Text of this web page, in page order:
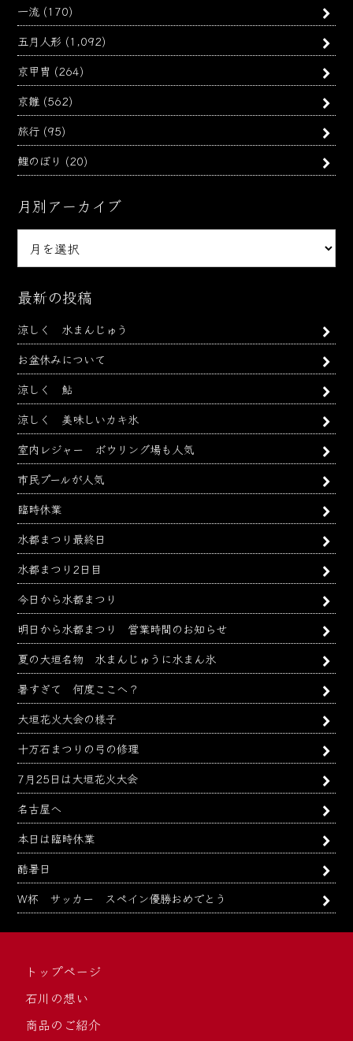
一流 (170)
五月人形 (1,092)
京甲冑 (264)
京雛 (562)
旅行 (95)
鯉のぼり (20)
月別アーカイブ
ー
イ
ブ
最新の投稿
涼しく 水まんじゅう
お盆休みについて
涼しく 鮎
涼しく 美味しいカキ氷
室内レジャー ボウリング場も人気
市民プールが人気
臨時休業
水都まつり最終日
水都まつり2日目
今日から水都まつり
明日から水都まつり 営業時間のお知らせ
夏の大垣名物 水まんじゅうに水まん氷
暑すぎて 何度ここへ？
大垣花火大会の様子
十万石まつりの弓の修理
7月25日は大垣花火大会
名古屋へ
本日は臨時休業
酷暑日
W杯 サッカー スペイン優勝おめでとう
トップページ
石川の想い
商品のご紹介